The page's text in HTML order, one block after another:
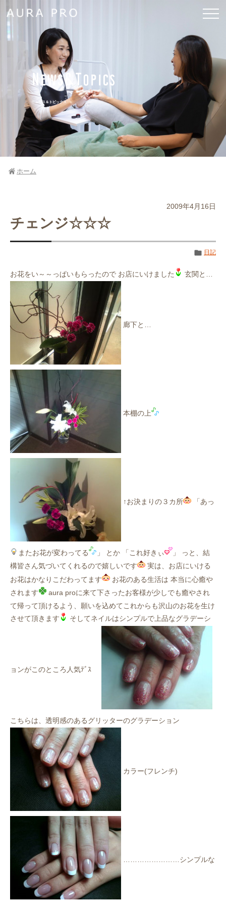
News&Topics
ニュース＆トピックス
ホーム
2009年4月16日
チェンジ☆☆☆
日記
お花をい～～っぱいもらったので お店にいけました 玄関と…
廊下と…
本棚の上
↑お決まりの３カ所 「あっ
またお花が変わってる 」 とか 「これ好きぃ
」 っと、結
構皆さん気づいてくれるので嬉しいです
実は、お店にいける
お花はかなりこだわってます
お花のある生活は 本当に心癒や
されます
aura proに来て下さったお客様が少しでも癒やされ
て帰って頂けるよう、願いを込めてこれからも沢山のお花を生け
させて頂きます
そしてネイルはシンプルで上品なグラデーシ
ョンがこのところ人気ﾃﾞｽ
こちらは、透明感のあるグリッターのグラデーション
カラー(フレンチ)
……………………シンプルな